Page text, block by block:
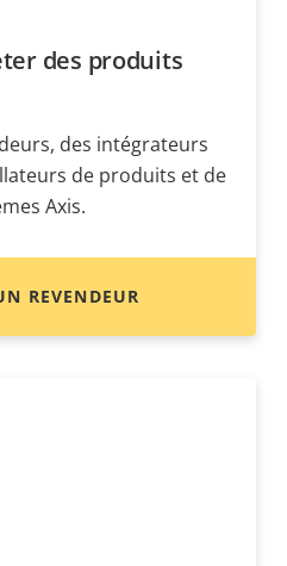
des produits
des intégrateurs
de produits et de
Axis.
REVENDEUR